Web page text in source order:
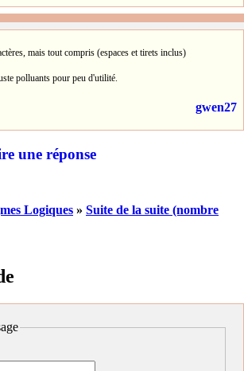
mais tout compris (espaces et tirets inclus)
polluants pour peu d'utilité.
gwen27
une réponse
Logiques » Suite de la suite (nombre